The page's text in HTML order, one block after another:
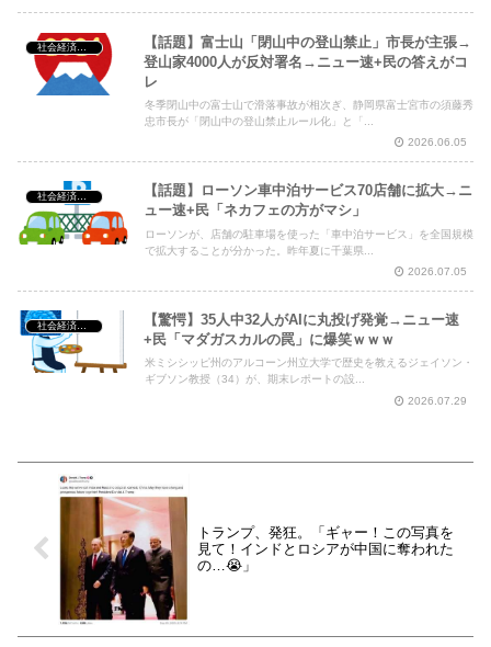
【話題】富士山「閉山中の登山禁止」市長が主張→
登山家4000人が反対署名→ニュー速+民の答えがコ
レ
冬季閉山中の富士山で滑落事故が相次ぎ、静岡県富士宮市の須藤秀
忠市長が「閉山中の登山禁止ルール化」と「...
2026.06.05
【話題】ローソン車中泊サービス70店舗に拡大→ニ
ュー速+民「ネカフェの方がマシ」
ローソンが、店舗の駐車場を使った「車中泊サービス」を全国規模
で拡大することが分かった。昨年夏に千葉県...
2026.07.05
【驚愕】35人中32人がAIに丸投げ発覚→ニュー速
+民「マダガスカルの罠」に爆笑ｗｗｗ
米ミシシッピ州のアルコーン州立大学で歴史を教えるジェイソン・
ギブソン教授（34）が、期末レポートの設...
2026.07.29
トランプ、発狂。「ギャー！この写真を
見て！インドとロシアが中国に奪われた
の…😭」